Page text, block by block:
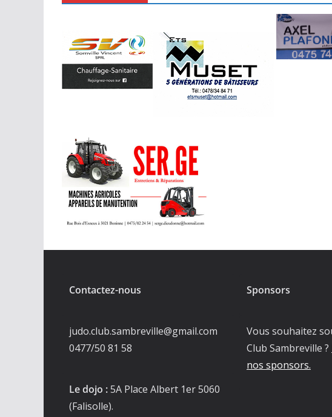
Contactez-nous
judo.club.sambreville@gmail.com
0477/50 81 58
Le dojo :5A Place Albert 1er 5060
(Falisolle).
Sponsors
Vous souhaitez
Club Sambreville ?
nos sponsors.